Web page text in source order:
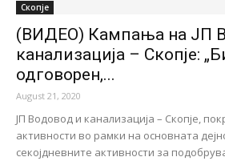
Скопје
(ВИДЕО) Кампања на ЈП
канализација – Скопје:
одговорен,...
August 21, 2020
ЈП Водовод и канализација – Скопје,
активности во рамки на основната
секојдневните активности за